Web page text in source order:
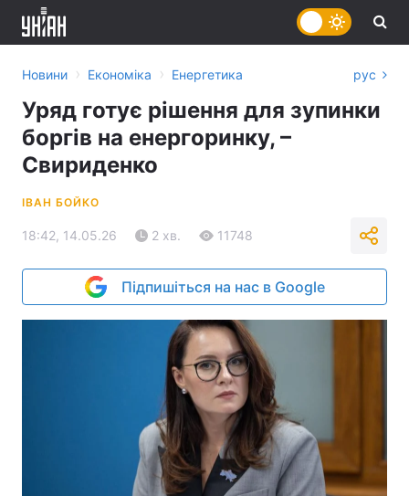
Новини › Економіка › Енергетика рус
Уряд готує рішення для зупинки
боргів на енергоринку, –
Свириденко
ІВАН БОЙКО
18:42, 14.05.26 2 хв. 11748
Підпишіться на нас в Google